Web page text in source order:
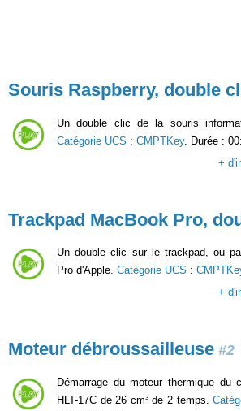
Souris Raspberry, double
Un double clic de la souris
Catégorie UCS : CMPTKey. Durée :
+
Trackpad MacBook Pro,
Un double clic sur le trackpad, ou
Pro d'Apple. Catégorie UCS :
+
Moteur débroussailleuse #2
Démarrage du moteur thermique du
HLT-17C de 26 cm³ de 2 temps.